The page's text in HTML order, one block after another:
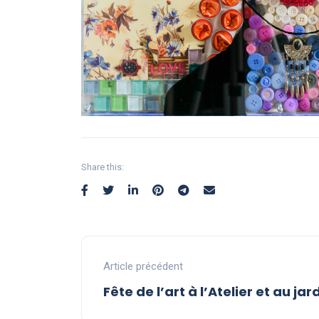
Share this:
Article précédent
Fête de l’art à l’Atelier et au